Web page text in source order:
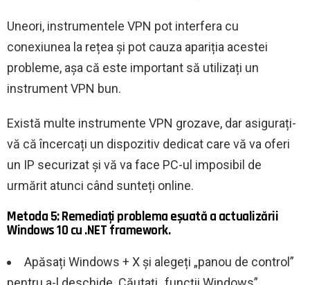
Uneori, instrumentele VPN pot interfera cu
conexiunea la rețea și pot cauza apariția acestei
probleme, așa că este important să utilizați un
instrument VPN bun.
Există multe instrumente VPN grozave, dar asigurați-
vă că încercați un dispozitiv dedicat care vă va oferi
un IP securizat și vă va face PC-ul imposibil de
urmărit atunci când sunteți online.
Metoda 5: Remediați problema eșuată a actualizării
Windows 10 cu .NET framework.
Apăsați Windows + X și alegeți „panou de control”